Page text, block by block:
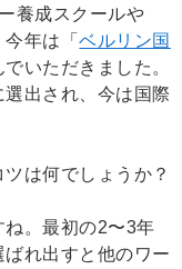
養成スクールや
今年は「ベルリン国
いただきました。
選出され、今は国際
は何でしょうか？
。最初の2〜3年
れ出すと他のワー